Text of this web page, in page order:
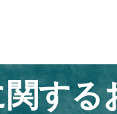
する